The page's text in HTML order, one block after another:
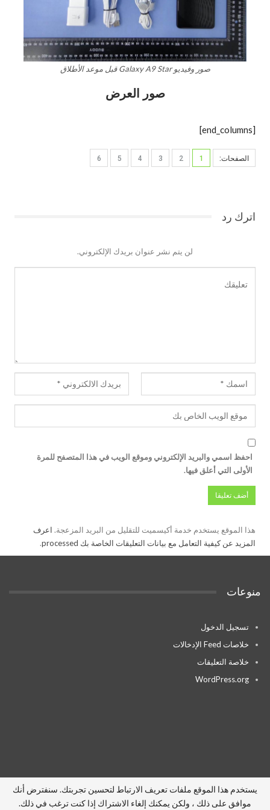
صور وفيديو Galaxy A9 Star قبل موعد الأطلاق
صور العرض
[end_columns]
الصفحات: 1
2
3
4
5
6
اترك رد
لن يتم نشر عنوان بريدك الإلكتروني.
احفظ اسمي والبريد الإلكتروني وموقع الويب في هذا المتصفح للمرة
الأولى التي أعلق فيها.
هذا الموقع يستخدم خدمة أكيسميت للتقليل من البريد المزعجة. اعرف
المزيد عن كيفية التعامل مع بيانات التعليقات الخاصة بك processed
.
منوعات
تسجيل الدخول
خلاصات Feed الإدخالات
خلاصة التعليقات
WordPress.org
© 2026 - أخبار السعودية. All Rights Reserved.
يستخدم هذا الموقع ملفات تعريف الارتباط لتحسين تجربتك. سنفترض أنك
موافق على ذلك ، ولكن يمكنك إلغاء الاشتراك إذا كنت ترغب في ذلك.